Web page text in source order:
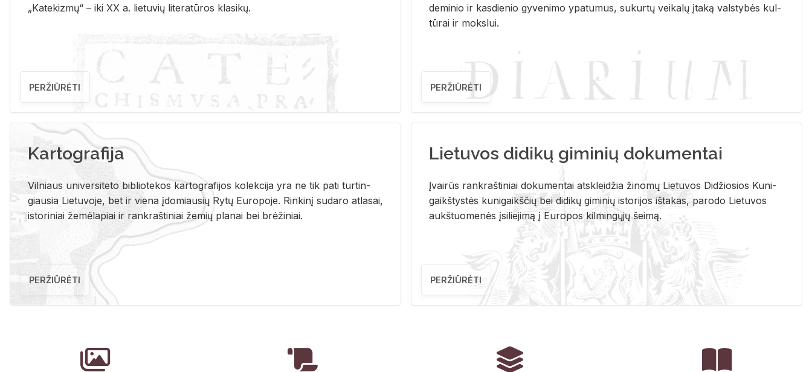
„Ka­te­kiz­mų“ – iki XX a. lie­tu­vių li­te­ra­tū­ros kla­si­kų.
PERŽIŪRĖTI
de­mi­nio ir kas­die­nio gy­ve­ni­mo ypa­tu­mus, su­kur­tų vei­ka­lų įta­ką vals­ty­bės kul­
tū­rai ir moks­lui.
PERŽIŪRĖTI
Kartografija
Vil­niaus uni­ver­si­te­to bi­b­lio­te­kos kar­to­gra­fi­jos ko­lek­ci­ja yra ne tik pati tur­tin­
giau­sia Lie­tu­vo­je, bet ir vie­na įdo­miau­sių Rytų Eu­ro­po­je. Rin­ki­nį su­da­ro at­la­sai,
is­to­ri­niai že­mė­la­piai ir rank­raš­ti­niai že­mių pla­nai bei brė­ži­niai.
PERŽIŪRĖTI
Lietuvos didikų giminių dokumentai
Įvai­rūs rank­raš­ti­niai do­ku­men­tai at­sklei­džia ži­no­mų Lie­tu­vos Di­džio­sios Ku­ni­
gaikš­tys­tės ku­ni­gaikš­čių bei di­di­kų gi­mi­nių is­to­ri­jos iš­ta­kas, pa­ro­do Lie­tu­vos
aukš­tuo­me­nės įsi­lie­ji­mą į Eu­ro­pos kil­min­gų­jų šei­mą.
PERŽIŪRĖTI